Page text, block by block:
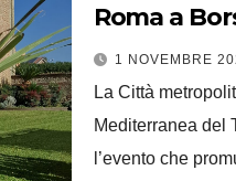
Roma a
Turismo
1 NOVEMBRE
La Città
Mediterranea del
l’evento che